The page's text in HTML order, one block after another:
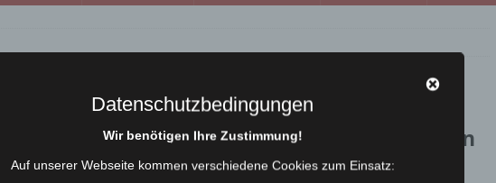
Aktive Wehr und Feuerwehrverein
Datenschutzbedingungen
Wir benötigen Ihre Zustimmung!
Auf unserer Webseite kommen verschiedene Cookies zum Einsatz: